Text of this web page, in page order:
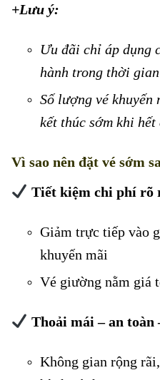
+Lưu ý:
Ưu đãi chỉ áp dụng
hành trong thời
Số lượng vé
kết thúc sớm khi hết
Vì sao nên đặt vé sớm
Tiết kiệm chi phí rõ
Giảm trực tiếp vào
khuyến mãi
Vé giường nằm giá
Thoải mái – an toàn
Không gian rộng